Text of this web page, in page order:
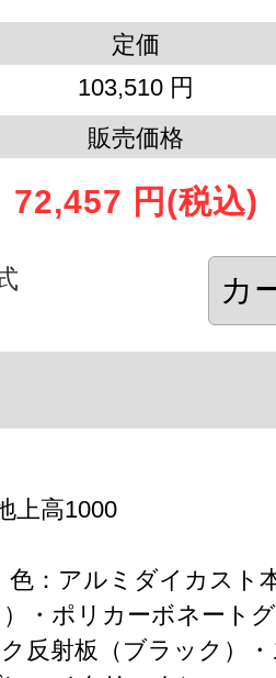
定価
103,510 円
販売価格
72,457 円 (税込)
上高1000
色：アルミダイカスト
・ポリカーボネート
反射板（ブラック）